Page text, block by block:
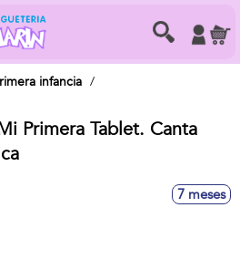
infancia
Primera Tablet. Canta
7 meses